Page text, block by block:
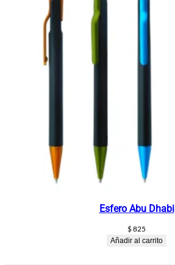
Esfero Abu Dhabi
$825
Añadir al carrito